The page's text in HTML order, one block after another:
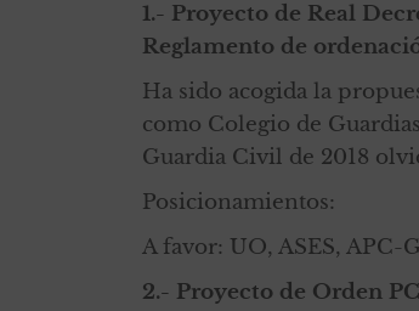
1.- Proyecto de Real
Reglamento de
Ha sido acogida la
como Colegio de
Guardia Civil de 2018
Posicionamientos:
A favor: UO, ASES, APC-
2.- Proyecto de Orden